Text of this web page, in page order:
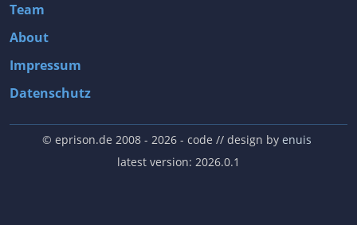
Team
About
Impressum
Datenschutz
© eprison.de 2008 - 2026- code // design by enuis
latest version: 2026.0.1